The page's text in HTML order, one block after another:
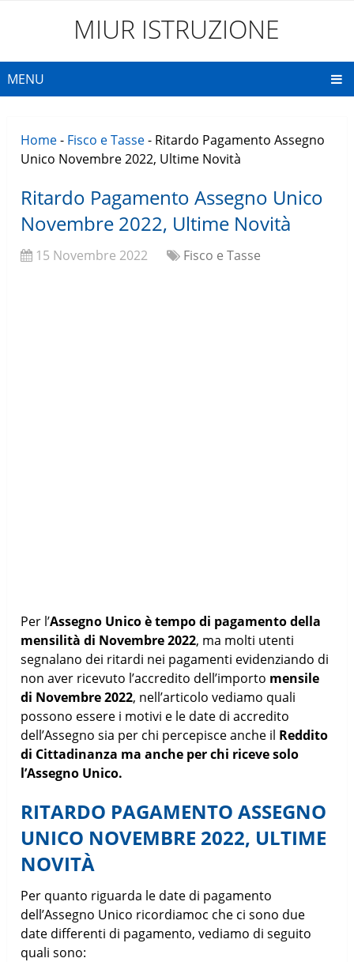
MIUR ISTRUZIONE
MENU
Home- Fisco e Tasse- Ritardo Pagamento Assegno
Unico Novembre 2022, Ultime Novità
Ritardo Pagamento Assegno Unico
Novembre 2022, Ultime Novità
15 Novembre 2022 Fisco e Tasse
Per l’Assegno Unico è tempo di pagamento della
mensilità di Novembre 2022, ma molti utenti
segnalano dei ritardi nei pagamenti evidenziando di
non aver ricevuto l’accredito dell’importo mensile
di Novembre 2022, nell’articolo vediamo quali
possono essere i motivi e le date di accredito
dell’Assegno sia per chi percepisce anche il Reddito
di Cittadinanza ma anche per chi riceve solo
l’Assegno Unico.
RITARDO PAGAMENTO ASSEGNO
UNICO NOVEMBRE 2022, ULTIME
NOVITÀ
Per quanto riguarda le date di pagamento
dell’Assegno Unico ricordiamoc che ci sono due
date differenti di pagamento, vediamo di seguito
quali sono: